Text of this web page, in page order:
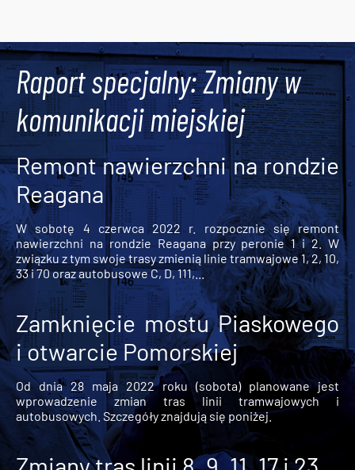
Raport specjalny: Zmiany w
komunikacji miejskiej
Remont nawierzchni na rondzie
Reagana
W sobotę 4 czerwca 2022 r. rozpocznie się remont
nawierzchni na rondzie Reagana przy peronie 1 i 2. W
związku z tym swoje trasy zmienią linie tramwajowe 1, 2, 10,
33 i 70 oraz autobusowe C, D, 111,...
Zamknięcie mostu Piaskowego
i otwarcie Pomorskiej
Od dnia 28 maja 2022 roku (sobota) planowane jest
wprowadzenie zmian tras linii tramwajowych i
autobusowych. Szczegóły znajdują się poniżej.